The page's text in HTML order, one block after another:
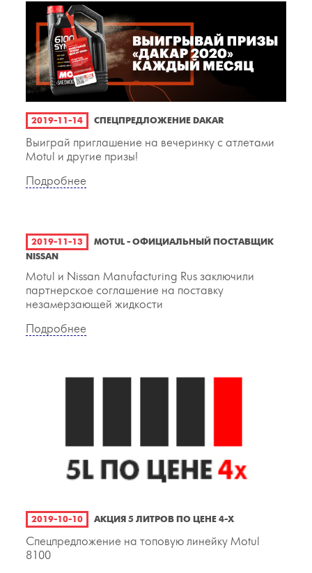
2019-11-14 СПЕЦПРЕДЛОЖЕНИЕ DAKAR
Выиграй приглашение на вечеринку с атлетами
Motul и другие призы!
Подробнее
2019-11-13
MOTUL - ОФИЦИАЛЬНЫЙ ПОСТАВЩИК
NISSAN
Motul и Nissan Manufacturing Rus заключили
партнерское соглашение на поставку
незамерзающей жидкости
Подробнее
2019-10-10 АКЦИЯ 5 ЛИТРОВ ПО ЦЕНЕ 4-Х
Спецпредложение на топовую линейку Motul
8100